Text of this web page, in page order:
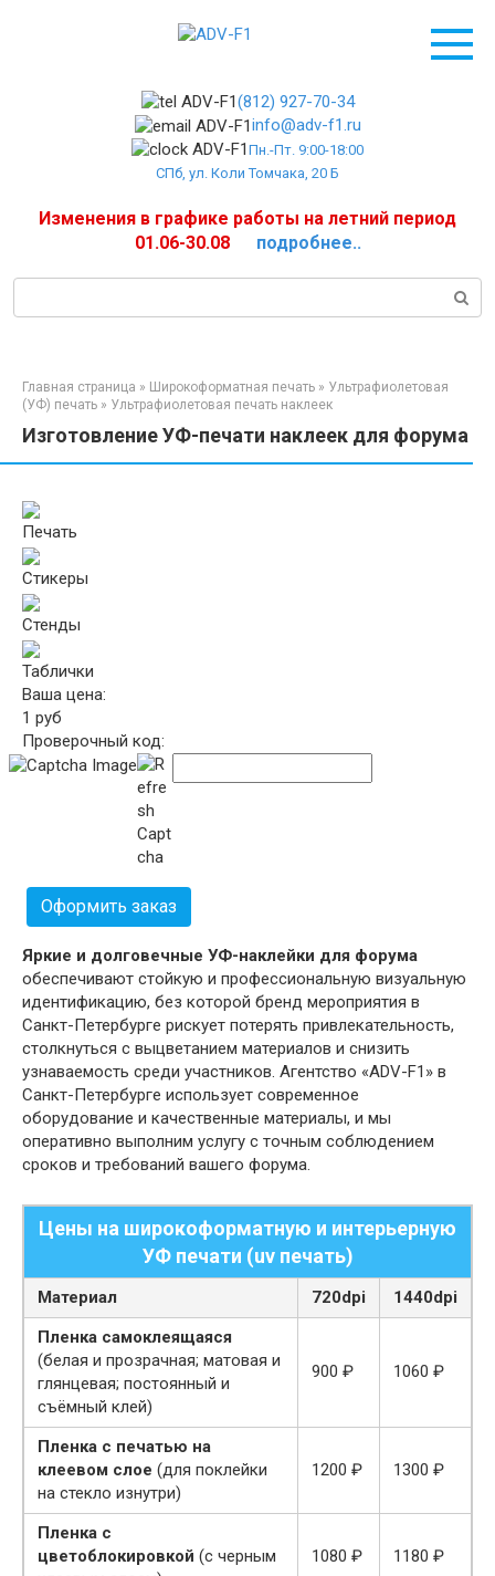
(812) 927-70-34
info@adv-f1.ru
Пн.-Пт. 9:00-18:00
СПб, ул. Коли Томчака, 20 Б
Изменения в графике работы на летний период
01.06-30.08 подробнее..
Поиск:
Главная страница » Широкоформатная печать » Ультрафиолетовая
(УФ) печать » Ультрафиолетовая печать наклеек
Изготовление УФ-печати наклеек для форума
Печать
Стикеры
Стенды
Таблички
Ваша цена:
1 руб
Проверочный код:
Оформить заказ
Яркие и долговечные УФ-наклейки для форума
обеспечивают стойкую и профессиональную визуальную
идентификацию, без которой бренд мероприятия в
Санкт-Петербурге рискует потерять привлекательность,
столкнуться с выцветанием материалов и снизить
узнаваемость среди участников. Агентство «ADV-F1» в
Санкт-Петербурге использует современное
оборудование и качественные материалы, и мы
оперативно выполним услугу с точным соблюдением
сроков и требований вашего форума.
Цены на широкоформатную и интерьерную
УФ печати (uv печать)
Материал 720dpi
1440dpi
Пленка самоклеящаяся
(белая и прозрачная; матовая и
глянцевая; постоянный и
съёмный клей)
900 ₽ 1060 ₽
Пленка с печатью на
клеевом слое (для поклейки
на стекло изнутри)
1200 ₽ 1300 ₽
Пленка с
цветоблокировкой (с черным
1080 ₽ 1180 ₽